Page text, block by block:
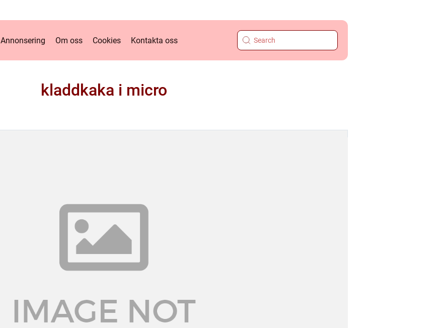
Annonsering Om oss Cookies Kontakta oss
kladdkaka i micro